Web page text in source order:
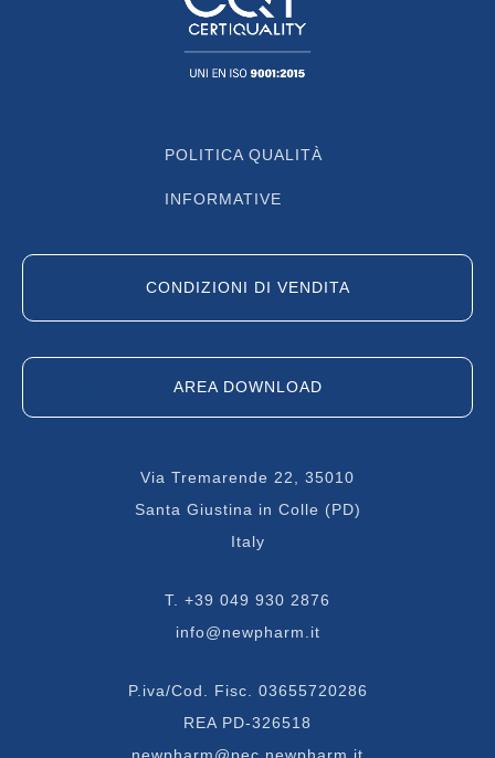
Via Tremarende 22, 35010
Santa Giustina in Colle (PD)
Italy
T. +39 049 930 2876
info@newpharm.it
P.iva/Cod. Fisc. 03655720286
REA PD-326518
POLITICA QUALITÀ
INFORMATIVE
CONDIZIONI DI VENDITA
AREA DOWNLOAD